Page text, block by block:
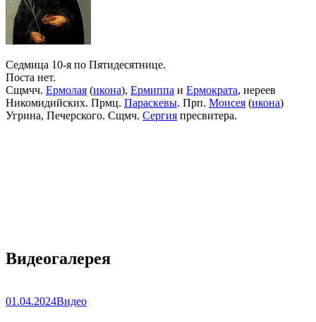
Седмица 10-я по Пятидесятнице.
Поста нет.
Сщмчч. Ермолая (икона), Ермиппа и Ермократа, иереев
Никомидийских. Прмц. Параскевы. Прп. Моисея (икона)
Угрина, Печерского. Сщмч. Сергия пресвитера.
Видеогалерея
01.04.2024Видео